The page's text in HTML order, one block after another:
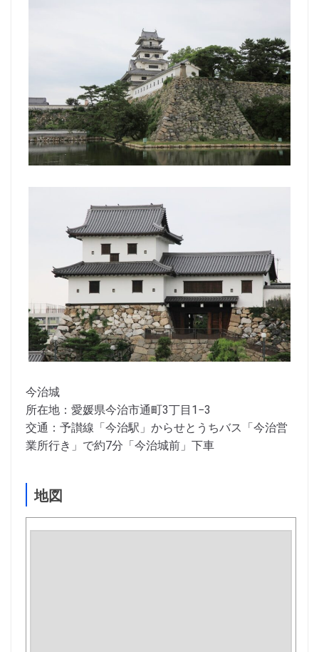
今治城
所在地：愛媛県今治市通町3丁目1−3
交通：予讃線「今治駅」からせとうちバス「今治営
業所行き」で約7分「今治城前」下車
地図